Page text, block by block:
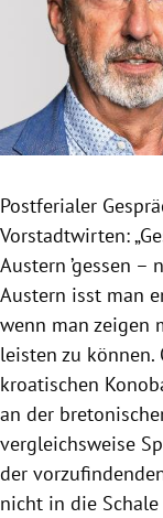
Untermenü
Untermenü
Untermenü
Untermenü
Untermenü
Postferialer
Vorstadtwirten:
Austern ’gessen –
Austern isst man
wenn man zeigen
leisten zu
kroatischen
an der
vergleichsweise
der
nicht in die